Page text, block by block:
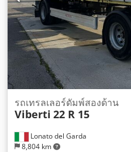
Lonato del Garda
8,804 km
รถเทรลเลอร์ดัมพ์สองด้าน
Viberti 22 R 15